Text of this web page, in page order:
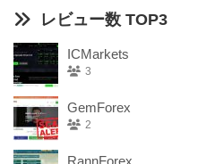
レビュー数 TOP3
ICMarkets
3
GemForex
2
RannForex